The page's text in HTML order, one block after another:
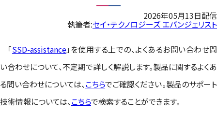
2026年05月13日配信
執筆者:セイ・テクノロジーズ エバンジェリスト
「SSD-assistance」を使用する上での、よくあるお問い合わせ問
い合わせについて、不定期で詳しく解説します。製品に関するよくあ
る問い合わせについては、こちらでご確認ください。製品のサポート
技術情報については、こちらで検索することができます。